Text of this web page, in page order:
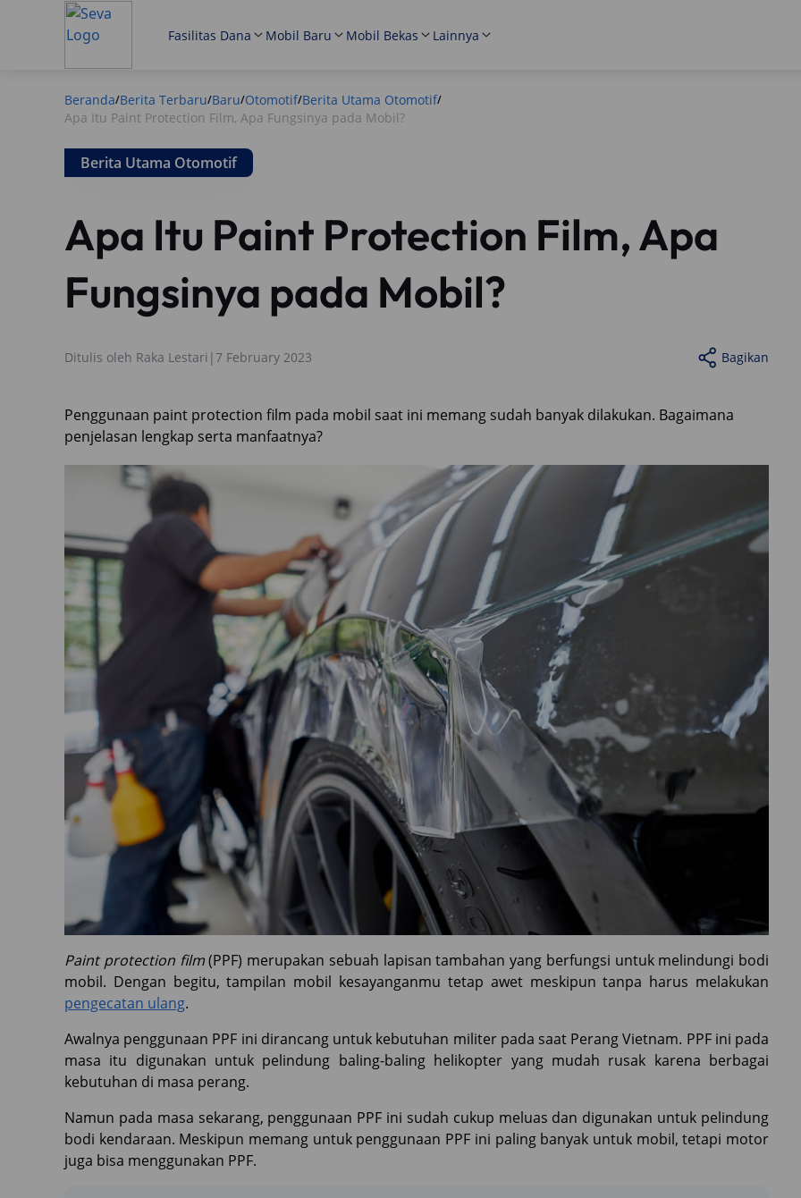
Fasilitas Dana Mobil Baru Mobil Bekas Lainnya
Beranda/Berita Terbaru/Baru/Otomotif/Berita Utama Otomotif/
Apa Itu Paint Protection Film, Apa Fungsinya pada Mobil?
Berita Utama Otomotif
Apa Itu Paint Protection Film, Apa
Fungsinya pada Mobil?
Ditulis oleh Raka Lestari |7 February 2023 Bagikan
Penggunaan paint protection film pada mobil saat ini memang sudah banyak dilakukan. Bagaimana
penjelasan lengkap serta manfaatnya?
Paint protection film(PPF) merupakan sebuah lapisan tambahan yang berfungsi untuk melindungi bodi
mobil. Dengan begitu, tampilan mobil kesayanganmu tetap awet meskipun tanpa harus melakukan
pengecatan ulang.
Awalnya penggunaan PPF ini dirancang untuk kebutuhan militer pada saat Perang Vietnam. PPF ini pada
masa itu digunakan untuk pelindung baling-baling helikopter yang mudah rusak karena berbagai
kebutuhan di masa perang.
Namun pada masa sekarang, penggunaan PPF ini sudah cukup meluas dan digunakan untuk pelindung
bodi kendaraan. Meskipun memang untuk penggunaan PPF ini paling banyak untuk mobil, tetapi motor
juga bisa menggunakan PPF.